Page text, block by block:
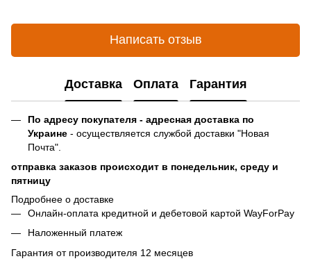
Написать отзыв
Доставка Оплата Гарантия
По адресу покупателя - адресная доставка по
Украине - осуществляется службой доставки "Новая
Почта".
отправка заказов происходит в понедельник, среду и
пятницу
Подробнее о доставке
Онлайн-оплата кредитной и дебетовой картой WayForPay
Наложенный платеж
Гарантия от производителя 12 месяцев